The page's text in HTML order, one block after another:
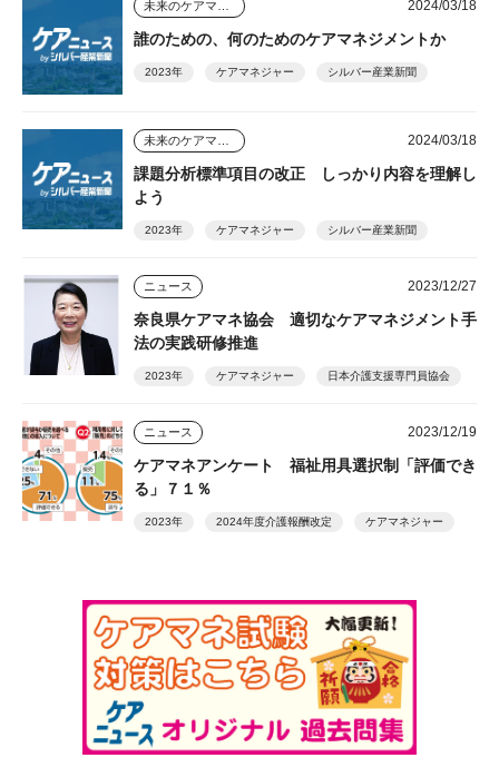
2024/03/18
誰のための、何のためのケアマネジメントか
2023年 ケアマネジャー シルバー産業新聞
2024/03/18
課題分析標準項目の改正 しっかり内容を理解し
よう
2023年 ケアマネジャー シルバー産業新聞
ニュース 2023/12/27
奈良県ケアマネ協会 適切なケアマネジメント手
法の実践研修推進
2023年 ケアマネジャー 日本介護支援専門員協会
ニュース 2023/12/19
ケアマネアンケート 福祉用具選択制「評価でき
る」７１％
2023年 2024年度介護報酬改定 ケアマネジャー